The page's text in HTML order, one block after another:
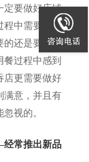
定要做好店铺
程中需要注意
的还是要服
过程中感到
店更需要做好
满意，并且有
视的。
经常推出新品